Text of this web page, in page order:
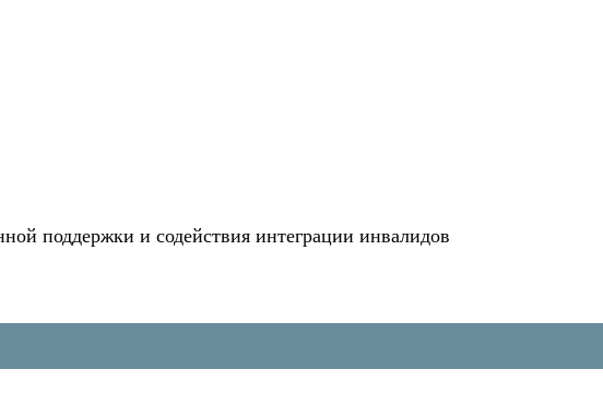
поддержки и содействия интеграции инвалидов